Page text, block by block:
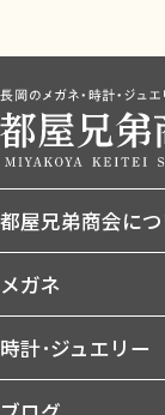
都屋兄弟商会に
メガネ
時計･ジュエリー